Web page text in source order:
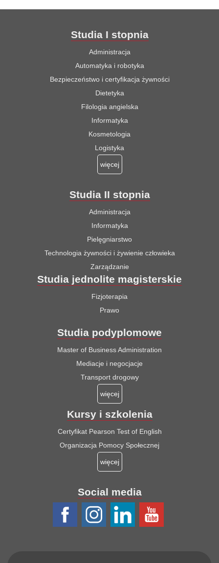
Studia I stopnia
Administracja
Automatyka i robotyka
Bezpieczeństwo i certyfikacja żywności
Dietetyka
Filologia angielska
Informatyka
Kosmetologia
Logistyka
więcej
Studia II stopnia
Administracja
Informatyka
Pielęgniarstwo
Technologia żywności i żywienie człowieka
Zarządzanie
Studia jednolite magisterskie
Fizjoterapia
Prawo
Studia podyplomowe
Master of Business Administration
Mediacje i negocjacje
Transport drogowy
więcej
Kursy i szkolenia
Certyfikat Pearson Test of English
Organizacja Pomocy Społecznej
więcej
Social media